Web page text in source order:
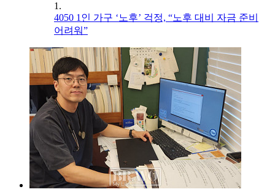
1.
4050 1인 가구 ‘노후’ 걱정, “노후 대비 자금 준비
어려워”